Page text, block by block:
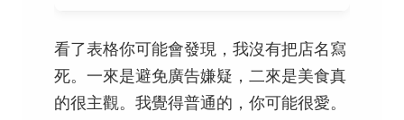
看了表格你可能會發現，我沒有把店名寫
死。一來是避免廣告嫌疑，二來是美食真
的很主觀。我覺得普通的，你可能很愛。